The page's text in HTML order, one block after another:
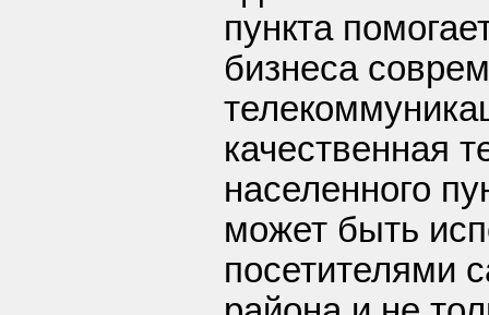
пункта
бизнеса
качественная
населенного
может быть
посетителями